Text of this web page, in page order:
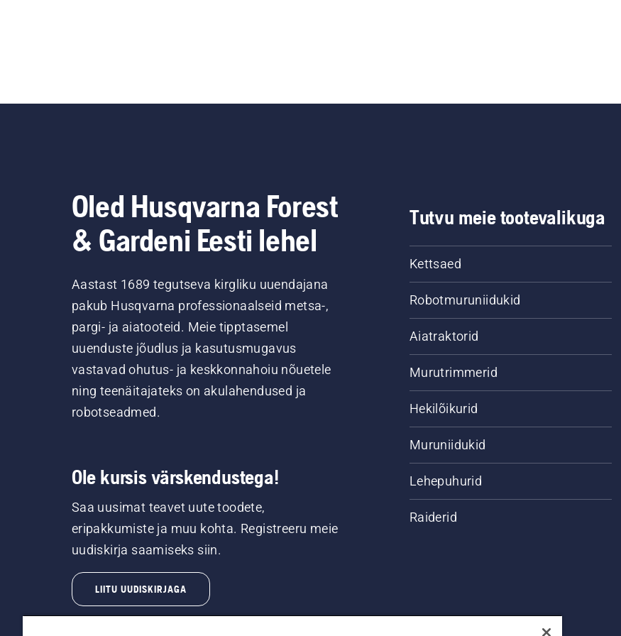
Oled Husqvarna Forest
& Gardeni Eesti lehel
Aastast 1689 tegutseva kirgliku uuendajana
pakub Husqvarna professionaalseid metsa-,
pargi- ja aiatooteid. Meie tipptasemel
uuenduste jõudlus ja kasutusmugavus
vastavad ohutus- ja keskkonnahoiu nõuetele
ning teenäitajateks on akulahendused ja
robotseadmed.
Ole kursis värskendustega!
Saa uusimat teavet uute toodete,
eripakkumiste ja muu kohta. Registreeru meie
uudiskirja saamiseks siin.
LIITU UUDISKIRJAGA
Tutvu meie tootevalikuga
Kettsaed
Robotmuruniidukid
Aiatraktorid
Murutrimmerid
Hekilõikurid
Muruniidukid
Lehepuhurid
Raiderid